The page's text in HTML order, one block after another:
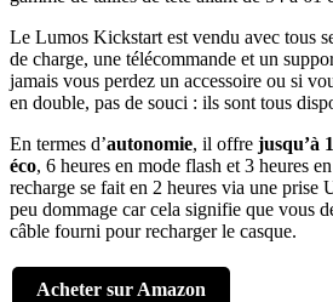
Le Lumos Kickstart est vendu avec tous
de charge, une télécommande et un
jamais vous perdez un accessoire ou si
en double, pas de souci : ils sont tous
En termes d’autonomie, il offre jusqu’à
éco, 6 heures en mode flash et 3 heures
recharge se fait en 2 heures via une prise
peu dommage car cela signifie que vous
câble fourni pour recharger le casque.
Acheter sur Amazon